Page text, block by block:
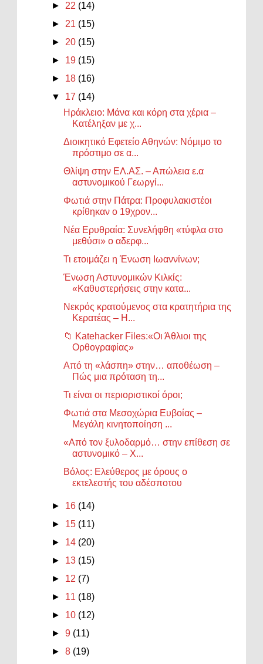
► 22 (14)
► 21 (15)
► 20 (15)
► 19 (15)
► 18 (16)
▼ 17 (14)
Ηράκλειο: Μάνα και κόρη στα χέρια –
Κατέληξαν με χ...
Διοικητικό Εφετείο Αθηνών: Νόμιμο το
πρόστιμο σε α...
Θλίψη στην ΕΛ.ΑΣ. – Απώλεια ε.α
αστυνομικού Γεωργί...
Φωτιά στην Πάτρα: Προφυλακιστέοι
κρίθηκαν ο 19χρον...
Νέα Ερυθραία: Συνελήφθη «τύφλα στο
μεθύσι» ο αδερφ...
Τι ετοιμάζει η Ένωση Ιωαννίνων;
Ένωση Αστυνομικών Κιλκίς:
«Καθυστερήσεις στην κατα...
Νεκρός κρατούμενος στα κρατητήρια της
Κερατέας – Η...
📁 Katehacker Files:«Οι Άθλιοι της
Ορθογραφίας»
Από τη «λάσπη» στην… αποθέωση –
Πώς μια πρόταση τη...
Τι είναι οι περιοριστικοί όροι;
Φωτιά στα Μεσοχώρια Ευβοίας –
Μεγάλη κινητοποίηση ...
«Από τον ξυλοδαρμό… στην επίθεση σε
αστυνομικό – Χ...
Βόλος: Ελεύθερος με όρους ο
εκτελεστής του αδέσποτου
► 16 (14)
► 15 (11)
► 14 (20)
► 13 (15)
► 12 (7)
► 11 (18)
► 10 (12)
►9 (11)
►8 (19)